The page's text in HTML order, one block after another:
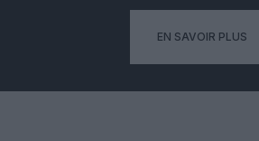
EN SAVOIR PLUS